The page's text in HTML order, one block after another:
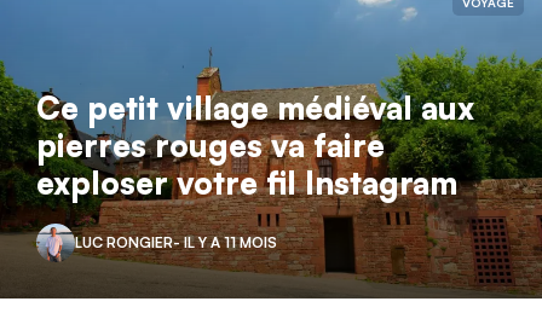
Ce petit village médiéval aux
pierres rouges va faire
exploser votre fil Instagram
LUC RONGIER- IL Y A 11 MOIS